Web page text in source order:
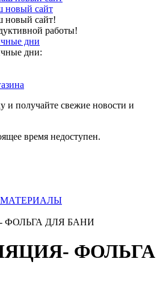
новый сайт
новый сайт!
работы!
дни
дни:
и получайте свежие новости и
время недоступен.
ФОЛЬГА ДЛЯ БАНИ
ФОЛЬГА